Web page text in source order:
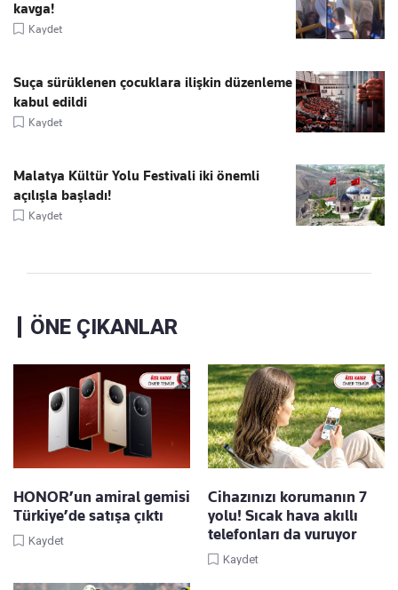
kavga!
Kaydet
Suça sürüklenen çocuklara ilişkin düzenleme
kabul edildi
Kaydet
Malatya Kültür Yolu Festivali iki önemli
açılışla başladı!
Kaydet
ÖNE ÇIKANLAR
HONOR’un amiral gemisi
Türkiye’de satışa çıktı
Kaydet
Cihazınızı korumanın 7
yolu! Sıcak hava akıllı
telefonları da vuruyor
Kaydet